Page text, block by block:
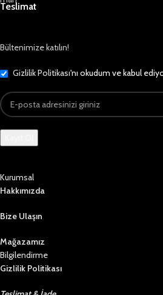
Teslimat
Bültenimize katılın!
Gizlilik Politikası'nı okudum ve kabul
Kurumsal
Hakkımızda
Bize Ulaşın
Mağazamız
Bilgilendirme
Gizlilik Politikası